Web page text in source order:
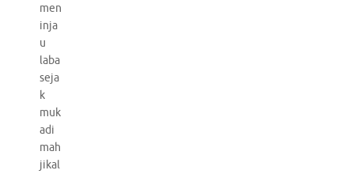
men
inja
u
laba
seja
k
muk
adi
mah
jikal